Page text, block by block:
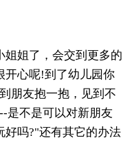
姐姐了，会交到更多的
开心呢!到了幼儿园你
朋友抱一抱，见到不
是不是可以对新朋友
吗?"还有其它的办法